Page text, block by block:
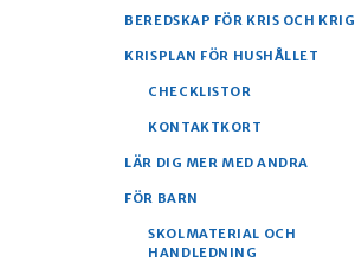
BEREDSKAP FÖR KRIS OCH KRIG
KRISPLAN FÖR HUSHÅLLET
CHECKLISTOR
KONTAKTKORT
LÄR DIG MER MED ANDRA
FÖR BARN
SKOLMATERIAL OCH
HANDLEDNING